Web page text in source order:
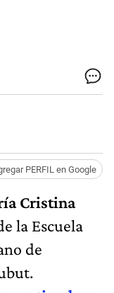
PERFIL en Google
Cristina
la Escuela
de